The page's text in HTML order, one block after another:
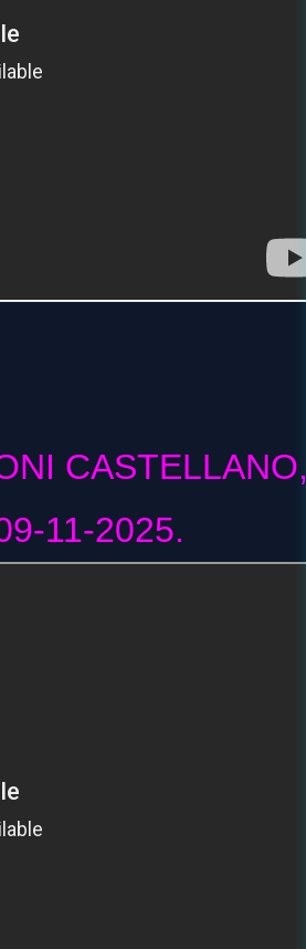
CASTELLANO,
11-2025.